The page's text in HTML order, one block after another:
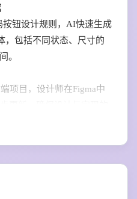
钮设计规则，AI快速生成
，包括不同状态、尺寸的
。
项目，设计师在Figma中
。